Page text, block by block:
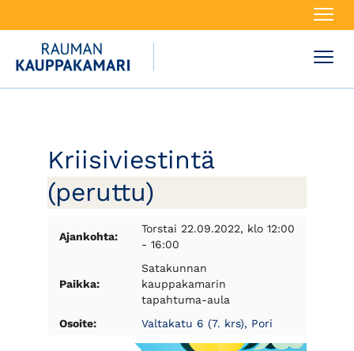
Kriisiviestintä
(peruttu)
Ajankohta:
Torstai 22.09.2022, klo 12:00
- 16:00
Paikka:
Satakunnan
kauppakamarin
tapahtuma-aula
Osoite:
Valtakatu 6 (7. krs), Pori